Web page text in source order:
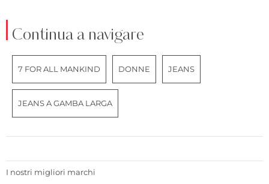
Continua a navigare
7 FOR ALL MANKIND DONNE JEANS
JEANS A GAMBA LARGA
I nostri migliori marchi